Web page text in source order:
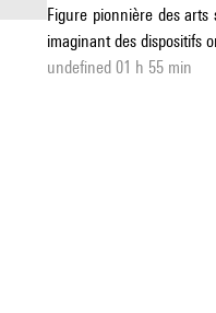
Figure pionnière des
imaginant des dispositifs
undefined 01 h 55 min